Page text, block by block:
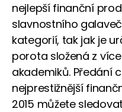
nejlepší finanční
slavnostního
kategorií, tak jak je
porota složená z
akademiků. Předání
nejprestižnější
2015 můžete